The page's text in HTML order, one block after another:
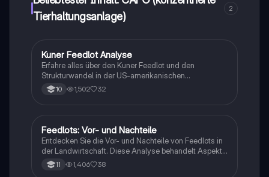
Tierhaltungsanlage)
2
Geographie/Erdkunde
Kuner Feedlot Analyse
Erfahre alles über den Kuner Feedlot und den
Strukturwandel in der US-amerikanischen
Rindermast. Diese Zusammenfassung behandelt die
Entwicklung von Feedlots, die Rolle von großen
Studierende der Agrarwissenschaften und
Agribusiness.
10 1,502 32
Geographie/Erdkunde
Feedlots: Vor- und Nachteile
Entdecken Sie die Vor- und Nachteile von Feedlots in
der Landwirtschaft. Diese Analyse behandelt Aspekte
wie Tierwohl, Kosten, Hygiene, Futterzusätze und die
Auswirkungen auf die Fleischqualität. Erfahren Sie,
11 1,406 38